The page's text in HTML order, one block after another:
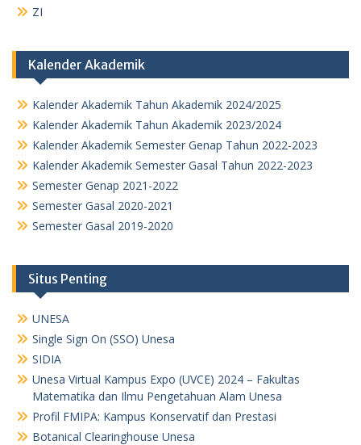
ZI
Kalender Akademik
Kalender Akademik Tahun Akademik 2024/2025
Kalender Akademik Tahun Akademik 2023/2024
Kalender Akademik Semester Genap Tahun 2022-2023
Kalender Akademik Semester Gasal Tahun 2022-2023
Semester Genap 2021-2022
Semester Gasal 2020-2021
Semester Gasal 2019-2020
Situs Penting
UNESA
Single Sign On (SSO) Unesa
SIDIA
Unesa Virtual Kampus Expo (UVCE) 2024 – Fakultas
Matematika dan Ilmu Pengetahuan Alam Unesa
Profil FMIPA: Kampus Konservatif dan Prestasi
Botanical Clearinghouse Unesa